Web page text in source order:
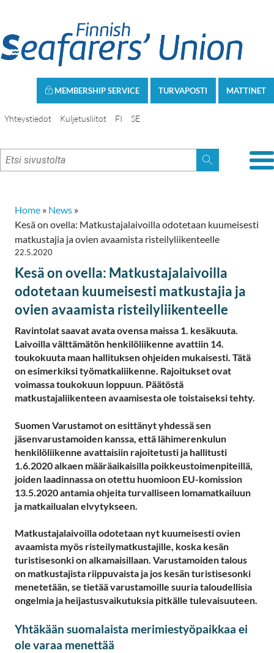
MATTINET
TURVAPOSTI
MEMBERSHIP SERVICE
Yhteystiedot Kuljetusliitot FI SE
Home » News »
Kesä on ovella: Matkustajalaivoilla odotetaan kuumeisesti
matkustajia ja ovien avaamista risteilyliikenteelle
22.5.2020
Kesä on ovella: Matkustajalaivoilla
odotetaan kuumeisesti matkustajia ja
ovien avaamista risteilyliikenteelle
Ravintolat saavat avata ovensa maissa 1. kesäkuuta.
Laivoilla välttämätön henkilöliikenne avattiin 14.
toukokuuta maan hallituksen ohjeiden mukaisesti. Tätä
on esimerkiksityömatkaliikenne. Rajoitukset ovat
voimassa toukokuun loppuun. Päätöstä
matkustajaliikenteen avaamisesta ole toistaiseksi tehty.
Suomen Varustamot on esittänyt yhdessä sen
jäsenvarustamoiden kanssa, että lähimerenkulun
henkilöliikenne avattaisiin rajoitetusti ja hallitusti
1.6.2020 alkaen määräaikaisilla poikkeustoimenpiteillä,
joiden laadinnassa on otettu huomioon EU-komission
13.5.2020 antamia ohjeita turvalliseen lomamatkailuun
ja matkailualan elvytykseen.
Matkustajalaivoilla odotetaan nyt kuumeisesti ovien
avaamista myös risteilymatkustajille, koska kesän
turistisesonki on alkamaisillaan. Varustamoiden talous
on matkustajista riippuvaista ja jos kesän turistisesonki
menetetään, se tietää varustamoille suuria taloudellisia
ongelmia ja heijastusvaikutuksia pitkälle tulevaisuuteen.
Yhtäkään suomalaista merimiestyöpaikkaa ei
ole varaa menettää